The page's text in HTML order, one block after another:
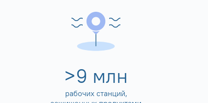
>10 млн
рабочих станций,